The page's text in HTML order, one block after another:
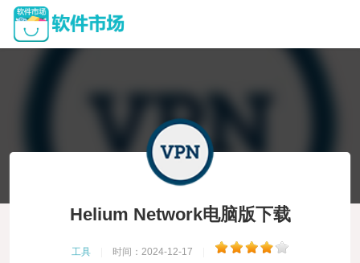
Helium Network电脑版下载
工具 时间：2024-12-17